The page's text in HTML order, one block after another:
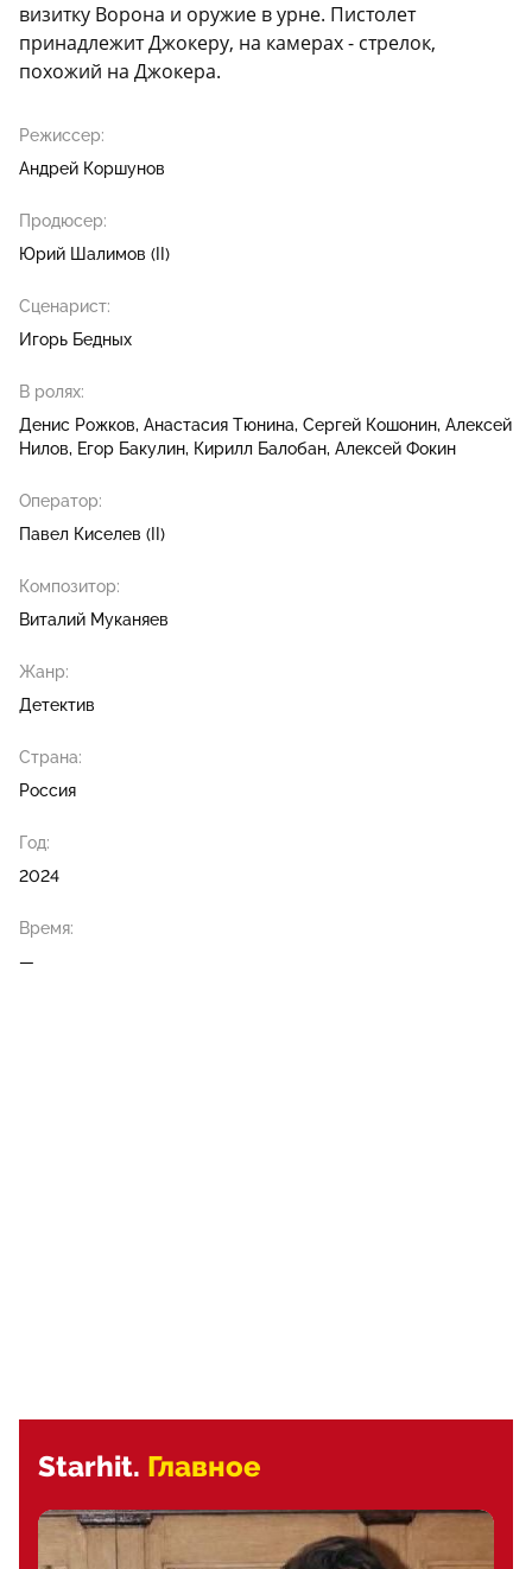
визитку Ворона и оружие в урне. Пистолет
принадлежит Джокеру, на камерах - стрелок,
похожий на Джокера.
Режиссер:
Андрей Коршунов
Продюсер:
Юрий Шалимов (II)
Сценарист:
Игорь Бедных
В ролях:
Денис Рожков Анастасия Тюнина Сергей Кошонин Алексей
Нилов
Егор Бакулин Кирилл Балобан Алексей Фокин
Оператор:
Павел Киселев (II)
Композитор:
Виталий Муканяев
Жанр:
Детектив
Страна:
Россия
Год:
2024
Время:
—
Starhit. Главное